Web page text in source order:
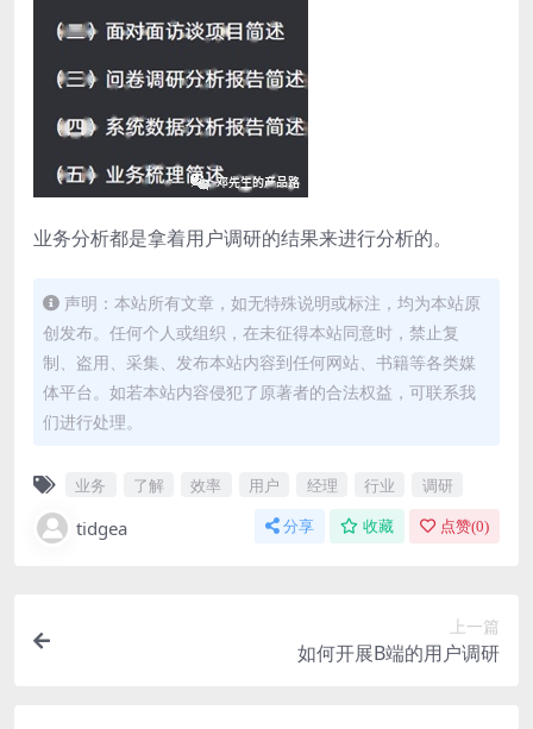
业务分析都是拿着用户调研的结果来进行分析的。
声明：本站所有文章，如无特殊说明或标注，均为本站原
创发布。任何个人或组织，在未征得本站同意时，禁止复
制、盗用、采集、发布本站内容到任何网站、书籍等各类媒
体平台。如若本站内容侵犯了原著者的合法权益，可联系我
们进行处理。
业务 了解 效率 用户 经理 行业 调研
tidgea 分享 收藏 点赞(0)
上一篇
如何开展B端的用户调研